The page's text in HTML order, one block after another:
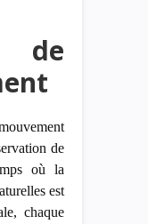
de
de
où la
est
chaque